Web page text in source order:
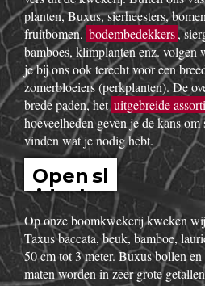
Boomkwekerij Maréchal kweekt
oppervlakte van 20 hectare. Wij
tuincentrum met plastieken
tuinmeubelen en keukengerief. In
uitgebreid assortiment van de
onze buitenafdeling staan onze
een grote voorraad kunnen wij
vers uit de kwekerij. Buiten ons
planten, Buxus, sierheesters,
fruitbomen, bodembedekkers,
bamboes, klimplanten enz.
je bij ons ook terecht voor een
zomerbloeiers (perkplanten). De
brede paden, hetuitgebreide
hoeveelheden geven je de kans
vinden wat je nodig hebt.